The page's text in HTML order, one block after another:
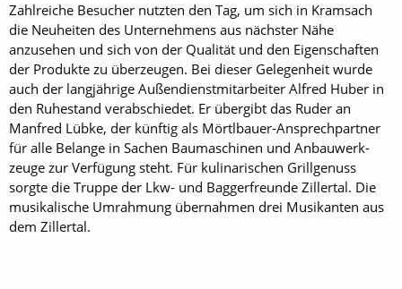
Zahlreiche Besucher nutzten den Tag, um sich in Kramsach
die Neuheiten des Unternehmens aus nächster Nähe
anzusehen und sich von der Qualität und den Eigenschaften
der Produkte zu überzeugen. Bei dieser Gelegenheit wurde
auch der langjährige Außendienstmitarbeiter Alfred Huber in
den Ruhestand ver­abschiedet. Er übergibt das Ruder an
Manfred Lübke, der künftig als Mörtlbauer-Ansprechpartner
für alle Belange in Sachen Baumaschinen und Anbauwerk­
zeuge zur Verfügung steht. Für kulinarischen Grillgenuss
sorgte die Truppe der Lkw- und Baggerfreunde ­Zillertal. Die
musikalische Umrahmung übernahmen drei Musikanten aus
dem Zillertal.